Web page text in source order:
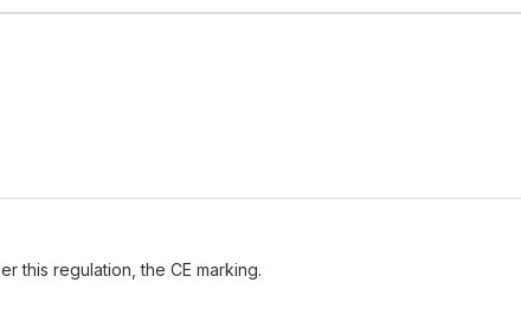
this regulation, the CE marking.